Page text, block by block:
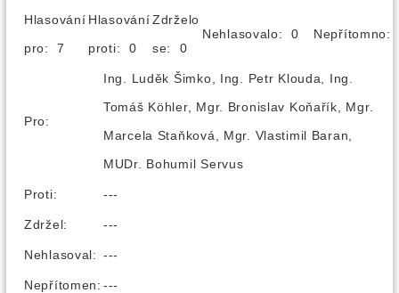
Hlasování
pro: 7
Hlasování
proti: 0
Zdrželo
se: 0
Nehlasovalo: 0
Pro:
Ing. Luděk Šimko, Ing. Petr Klouda, Ing.
Tomáš Köhler, Mgr. Bronislav Koňařík, Mgr.
Marcela Staňková, Mgr. Vlastimil Baran,
MUDr. Bohumil Servus
Proti: ---
Zdržel: ---
Nehlasoval: ---
Nepřítomen: ---